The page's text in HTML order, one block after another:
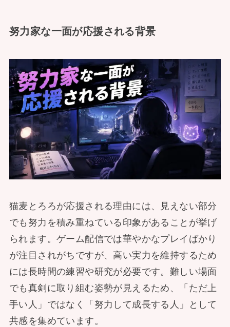
努力家な一面が応援される背景
猫麦とろろが応援される理由には、見えない部分
でも努力を積み重ねている印象があることが挙げ
られます。ゲーム配信では華やかなプレイばかり
が注目されがちですが、高い実力を維持するため
には長時間の練習や研究が必要です。難しい場面
でも真剣に取り組む姿勢が見えるため、「ただ上
手い人」ではなく「努力して成長する人」として
共感を集めています。